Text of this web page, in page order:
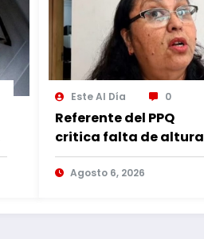
Este Al Día 0
Referente del PPQ
critica falta de altura
moral del PLRA al
aliarse con corruptos
Agosto 6, 2026